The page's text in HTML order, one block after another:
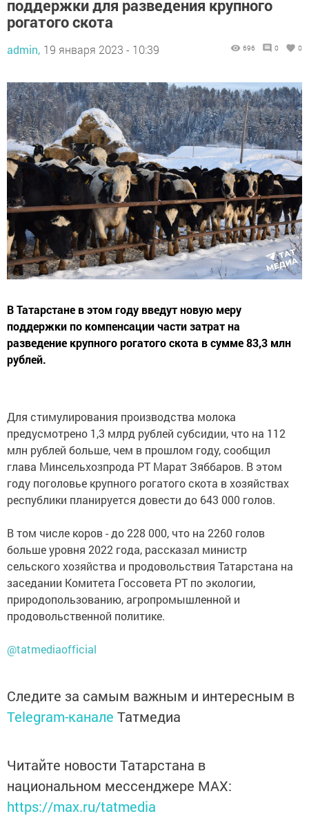
поддержки для разведения крупного
рогатого скота
admin, 19 января 2023 - 10:39 696 0 0
В Татарстане в этом году введут новую меру
поддержки по компенсации части затрат на
разведение крупного рогатого скота в сумме 83,3 млн
рублей.
Для стимулирования производства молока
предусмотрено 1,3 млрд рублей субсидии, что на 112
млн рублей больше, чем в прошлом году, сообщил
глава Минсельхозпрода РТ Марат Зяббаров. В этом
году поголовье крупного рогатого скота в хозяйствах
республики планируется довести до 643 000 голов.
В том числе коров - до 228 000, что на 2260 голов
больше уровня 2022 года, рассказал министр
сельского хозяйства и продовольствия Татарстана на
заседании Комитета Госсовета РТ по экологии,
природопользованию, агропромышленной и
продовольственной политике.
@tatmediaofficial
Следите за самым важным и интересным в
Telegram-канале Татмедиа
Читайте новости Татарстана в
национальном мессенджере MАХ:
https://max.ru/tatmedia